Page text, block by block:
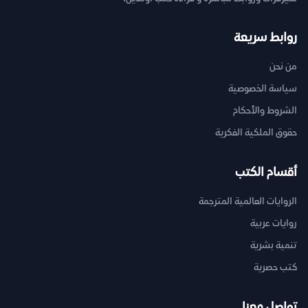
روابط سريعة
من نحن
سياسة الخصوصية
الشروط والأحكام
حقوق الملكية الفكرية
أقسام الكتب
الروايات العالمية المترجمة
روايات عربية
تنمية بشرية
كتب حصرية